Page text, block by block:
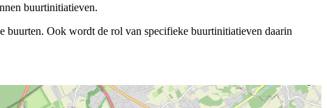
buurtinitiatieven.
buurten. Ook wordt de rol van specifieke buurtinitiatieven daarin